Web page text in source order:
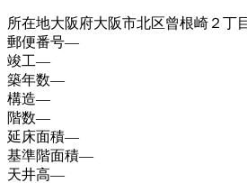
所在地大阪府大阪市北区曾根崎２丁
郵便番号—
竣工—
築年数—
構造—
階数—
延床面積—
基準階面積—
天井高—